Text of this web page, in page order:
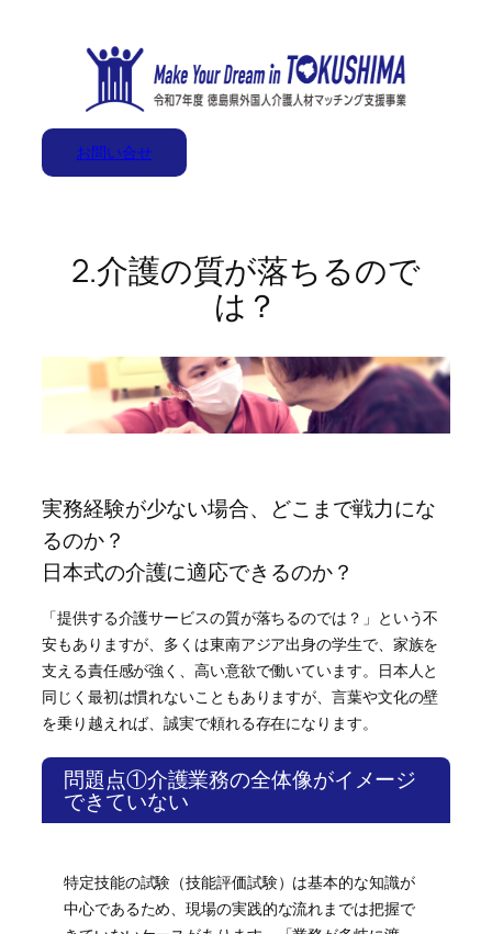
お問い合せ
2.介護の質が落ちるので
は？
実務経験が少ない場合、どこまで戦力にな
るのか？
日本式の介護に適応できるのか？
「提供する介護サービスの質が落ちるのでは？」という不
安もありますが、多くは東南アジア出身の学生で、家族を
支える責任感が強く、高い意欲で働いています。日本人と
同じく最初は慣れないこともありますが、言葉や文化の壁
を乗り越えれば、誠実で頼れる存在になります。
問題点①介護業務の全体像がイメージ
できていない
特定技能の試験（技能評価試験）は基本的な知識が
中心であるため、現場の実践的な流れまでは把握で